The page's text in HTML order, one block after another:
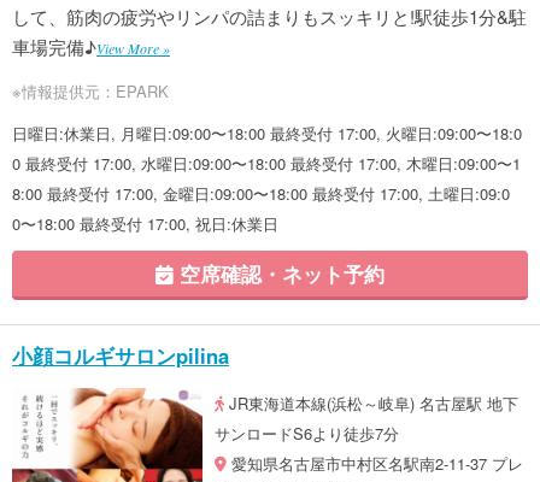
して、筋肉の疲労やリンパの詰まりもスッキリと!駅徒歩1分&駐
車場完備♪View More »
※情報提供元：EPARK
日曜日:休業日, 月曜日:09:00〜18:00 最終受付 17:00, 火曜日:09:00〜18:0
0 最終受付 17:00, 水曜日:09:00〜18:00 最終受付 17:00, 木曜日:09:00〜1
8:00 最終受付 17:00, 金曜日:09:00〜18:00 最終受付 17:00, 土曜日:09:0
0〜18:00 最終受付 17:00, 祝日:休業日
空席確認・ネット予約
小顔コルギサロンpilina
JR東海道本線(浜松～岐阜) 名古屋駅 地下
サンロードS6より徒歩7分
愛知県名古屋市中村区名駅南2-11-37 プレ